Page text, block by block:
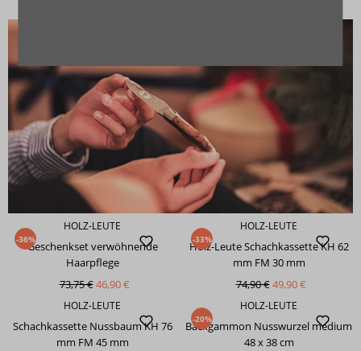
-36%
HOLZ-LEUTE
Geschenkset verwöhnende
Haarpflege
73,75 €46,90 €
-33%
HOLZ-LEUTE
Holz-Leute Schachkassette KH 62
mm FM 30 mm
74,90 €49,90 €
HOLZ-LEUTE
Schachkassette Nussbaum KH 76
mm FM 45 mm
-20%
HOLZ-LEUTE
Backgammon Nusswurzel medium
48 x 38 cm